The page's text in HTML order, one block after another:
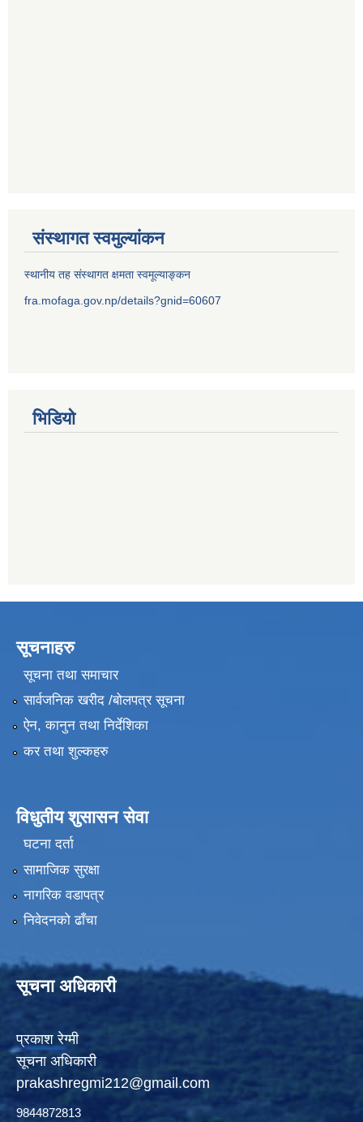
संस्थागत स्वमुल्यांकन
स्थानीय तह संस्थागत क्षमता स्वमूल्याङ्कन
fra.mofaga.gov.np/details?gnid=60607
भिडियो
सूचनाहरु
सूचना तथा समाचार
सार्वजनिक खरीद /बोलपत्र सूचना
ऐन, कानुन तथा निर्देशिका
कर तथा शुल्कहरु
विधुतीय शुसासन सेवा
घटना दर्ता
सामाजिक सुरक्षा
नागरिक वडापत्र
निवेदनको ढाँचा
सूचना अधिकारी
प्रकाश रेग्मी
सूचना अधिकारी
prakashregmi212@gmail.com
9844872813